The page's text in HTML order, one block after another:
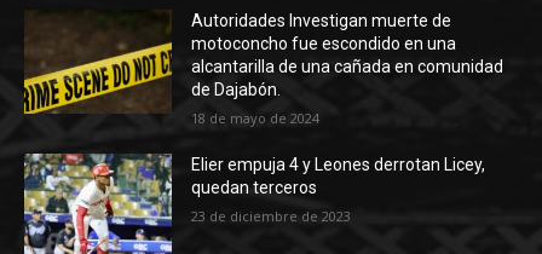
Autoridades Investigan muerte de
motoconcho fue escondido en una
alcantarilla de una cañada en comunidad
de Dajabón.
18 de mayo de 2024
Elier empuja 4 y Leones derrotan Licey,
quedan terceros
23 de diciembre de 2023